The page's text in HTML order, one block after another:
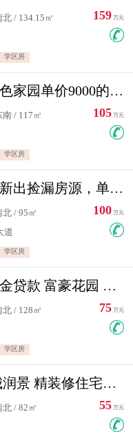
/ 134.15㎡
学区房
159 万元
捡漏房源！绿色家园单价9000的大三居，实验小学永明双学区
/ 117㎡
学区房
105 万元
万科翡翠大道新出捡漏房源，单价10500精装修
/ 95㎡
道
学区房
100 万元
松霞路可公积金贷款 富豪花园 复式住宅急售送小棚
/ 128㎡
学区房
75 万元
超低首付 卫城润景 精装修住宅急售 可公积金贷款
/ 82㎡
55 万元